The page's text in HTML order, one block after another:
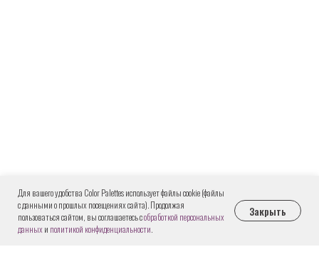
Для вашего удобства Color Palettes использует файлы cookie (файлы
с данными о прошлых посещениях сайта). Продолжая
пользоваться сайтом, вы соглашаетесь собработкой персональных
данных и политикой конфиденциальности.
Закрыть